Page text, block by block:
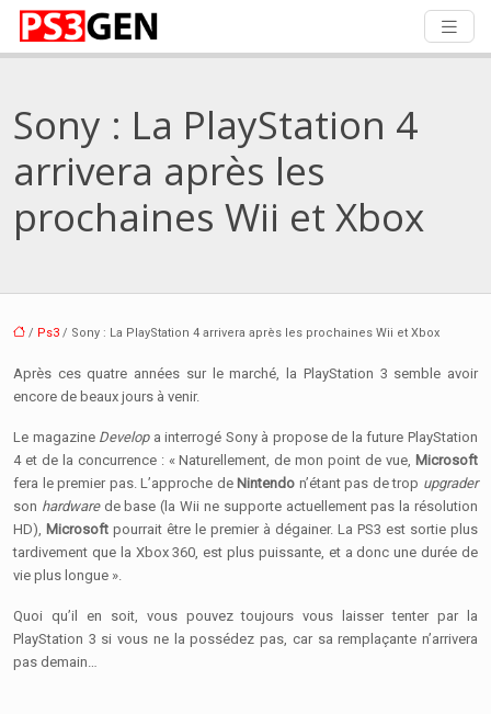
Sony : La PlayStation 4
arrivera après les
prochaines Wii et Xbox
/ Ps3 / Sony : La PlayStation 4 arrivera après les prochaines Wii et Xbox
Après ces quatre années sur le marché, la PlayStation 3 semble avoir
encore de beaux jours à venir.
Le magazine Develop a interrogé Sony à propose de la future PlayStation
4 et de la concurrence : « Naturellement, de mon point de vue, Microsoft
fera le premier pas. L’approche deNintendo n’étant pas de trop upgrader
son hardware de base (la Wii ne supporte actuellement pas la résolution
HD), Microsoft pourrait être le premier à dégainer. La PS3 est sortie plus
tardivement que la Xbox 360, est plus puissante, et a donc une durée de
vie plus longue ».
Quoi qu’il en soit, vous pouvez toujours vous laisser tenter par la
PlayStation 3 si vous ne la possédez pas, car sa remplaçante n’arrivera
pas demain…